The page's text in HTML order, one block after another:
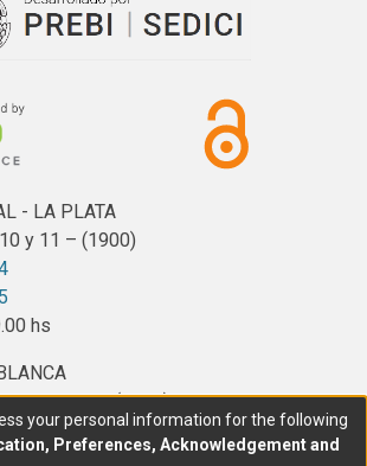
- LA PLATA
y 11 – (1900)
hs
Cali 320 – (8000). Universidad
(UPSO)
, interno 147
your personal information for the following
Preferences, Acknowledgement and